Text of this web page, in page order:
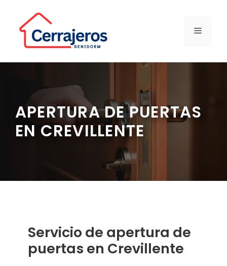
contenido
MENÚ
APERTURA DE PUERTAS
EN CREVILLENTE
Servicio de apertura de
puertas en Crevillente